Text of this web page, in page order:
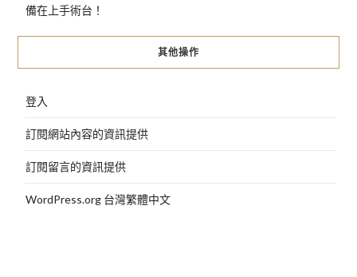
備在上手術台！
其他操作
登入
訂閱網站內容的資訊提供
訂閱留言的資訊提供
WordPress.org 台灣繁體中文